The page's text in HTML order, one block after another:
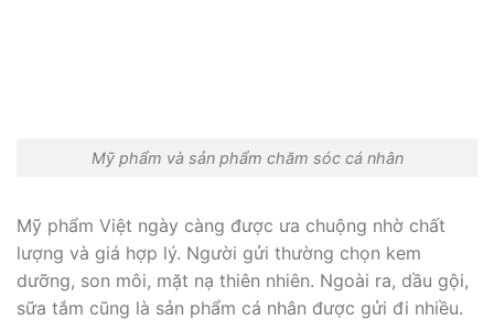
Mỹ phẩm và sản phẩm chăm sóc cá nhân
Mỹ phẩm Việt ngày càng được ưa chuộng nhờ chất
lượng và giá hợp lý. Người gửi thường chọn kem
dưỡng, son môi, mặt nạ thiên nhiên. Ngoài ra, dầu gội,
sữa tắm cũng là sản phẩm cá nhân được gửi đi nhiều.